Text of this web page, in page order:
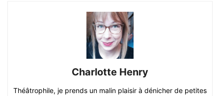
Charlotte Henry
Théâtrophile, je prends un malin plaisir à dénicher de petites